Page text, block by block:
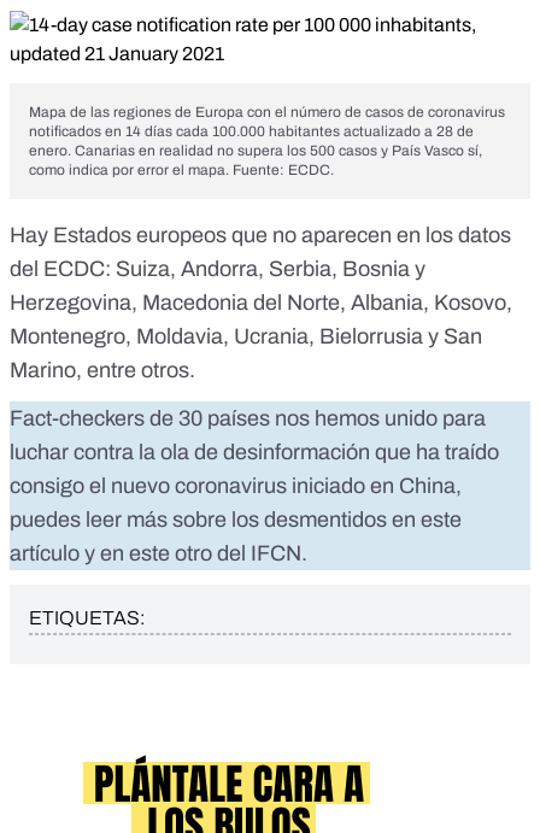
Mapa de las regiones de Europa con el número de casos de coronavirus
notificados en 14 días cada 100.000 habitantes actualizado a 28 de
enero. Canarias en realidad no supera los 500 casos y País Vasco sí,
como indica por error el mapa. Fuente: ECDC.
Hay Estados europeos que no aparecen en los datos
del ECDC: Suiza, Andorra, Serbia, Bosnia y
Herzegovina, Macedonia del Norte, Albania, Kosovo,
Montenegro, Moldavia, Ucrania, Bielorrusia y San
Marino, entre otros.
Fact-checkers de 30 países nos hemos unido para
luchar contra la ola de desinformación que ha traído
consigo el nuevo coronavirus iniciado en China,
puedes leer más sobre los desmentidos en este
artículo y en este otro del IFCN.
ETIQUETAS: